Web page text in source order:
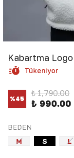
Kabartma
Tükeniyor
%45
₺ 1,790.00
₺ 990.00
BEDEN
M
S L